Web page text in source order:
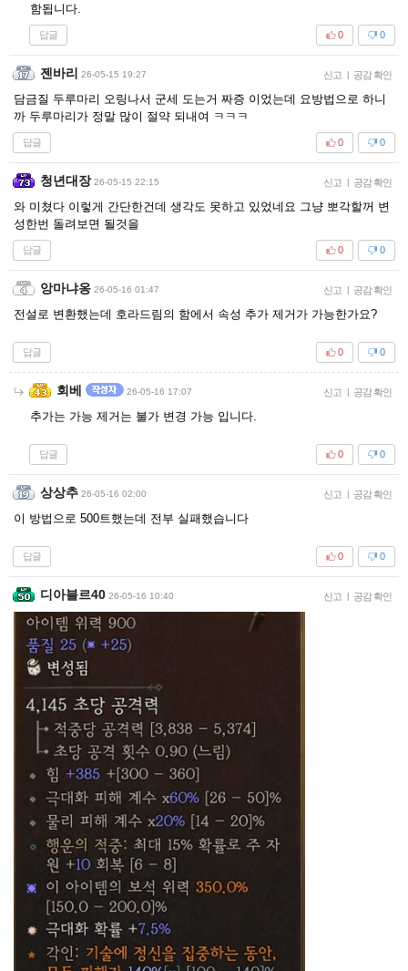
함됩니다.
답글 0
0
젠바리 26-05-15 19:27 신고 | 공감 확인
담금질 두루마리 오링나서 군세 도는거 짜증 이었는데 요방법으로 하니
까 두루마리가 정말 많이 절약 되내여 ㅋㅋㅋ
답글 0
0
청년대장 26-05-15 22:15 신고 | 공감 확인
와 미쳤다 이렇게 간단한건데 생각도 못하고 있었네요 그냥 뽀각할꺼 변
성한번 돌려보면 될것을
답글 0
0
앙마냐옹 26-05-16 01:47 신고 | 공감 확인
전설로 변환했는데 호라드림의 함에서 속성 추가 제거가 가능한가요?
답글 0
0
회베 26-05-16 17:07 신고 | 공감 확인
추가는 가능 제거는 불가 변경 가능 입니다.
답글 0
0
상상추 26-05-16 02:00 신고 | 공감 확인
이 방법으로 500트했는데 전부 실패했습니다
답글 0
0
디아블르40 26-05-16 10:40 신고 | 공감 확인